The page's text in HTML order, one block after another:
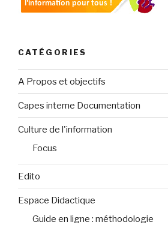
CATÉGORIES
A Propos et objectifs
Capes interne Documentation
Culture de l'information
Focus
Edito
Espace Didactique
Guide en ligne : méthodologie